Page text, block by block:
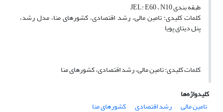
طبقه بندی JEL: E60 ، N10
کلمات کلیدی: تامین مالی، رشد اقتصادی، کشورهای منا، مدل رشد،
پنل دیتای پویا
کلمات کلیدی: تامین مالی، رشد اقتصادی، کشورهای منا
کلیدواژه‌ها
تامین مالی
رشد اقتصادی
کشورهای منا